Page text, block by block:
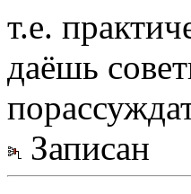
т.е.
даёшь
Записан